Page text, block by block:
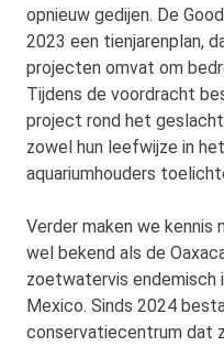
opnieuw gedijen. De
2023 een tienjarenplan,
projecten omvat om
Tijdens de voordracht
project rond het geslacht
zowel hun leefwijze in
aquariumhouders
Verder maken we kennis
wel bekend als de
zoetwatervis endemisch
Mexico. Sinds 2024
conservatiecentrum dat